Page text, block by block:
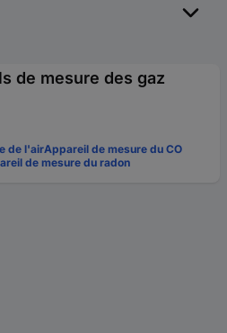
de mesure des gaz
de l'airAppareil de mesure du CO
de mesure du radon